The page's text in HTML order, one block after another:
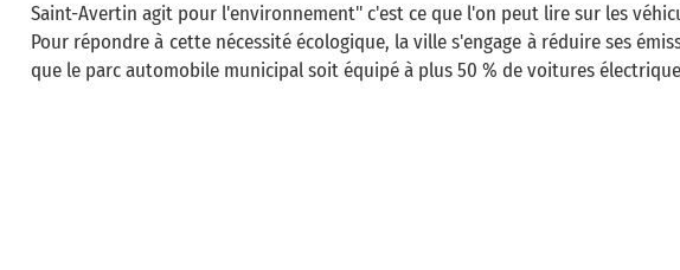
Saint-Avertin agit pour l'environnement" c'est ce que l'on peut lire sur les
Pour répondre à cette nécessité écologique, la ville s'engage à réduire ses
que le parc automobile municipal soit équipé à plus 50 % de voitures